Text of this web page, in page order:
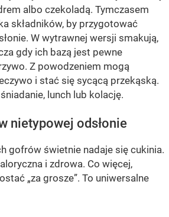
albo czekoladą. Tymczasem
składników, by przygotować
W wytrawnej wersji smakują,
gdy ich bazą jest pewne
Z powodzeniem mogą
i stać się sycącą przekąską.
lunch lub kolację.
nietypowej odsłonie
gofrów świetnie nadaje się cukinia.
i zdrowa. Co więcej,
„za grosze”. To uniwersalne